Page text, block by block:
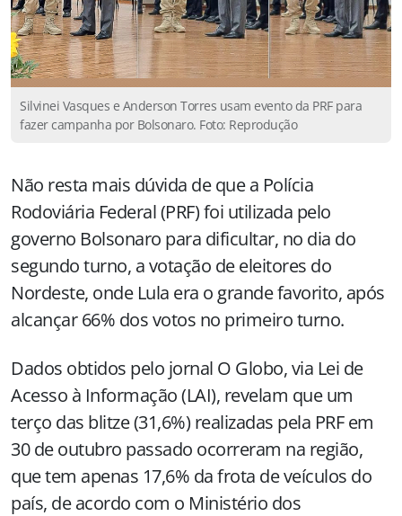
Silvinei Vasques e Anderson Torres usam evento da PRF para
fazer campanha por Bolsonaro. Foto: Reprodução
Não resta mais dúvida de que a Polícia
Rodoviária Federal (PRF) foi utilizada pelo
governo Bolsonaro para dificultar, no dia do
segundo turno, a votação de eleitores do
Nordeste, onde Lula era o grande favorito, após
alcançar 66% dos votos no primeiro turno.
Dados obtidos pelo jornal O Globo, via Lei de
Acesso à Informação (LAI), revelam que um
terço das blitze (31,6%) realizadas pela PRF em
30 de outubro passado ocorreram na região,
que tem apenas 17,6% da frota de veículos do
país, de acordo com o Ministério dos